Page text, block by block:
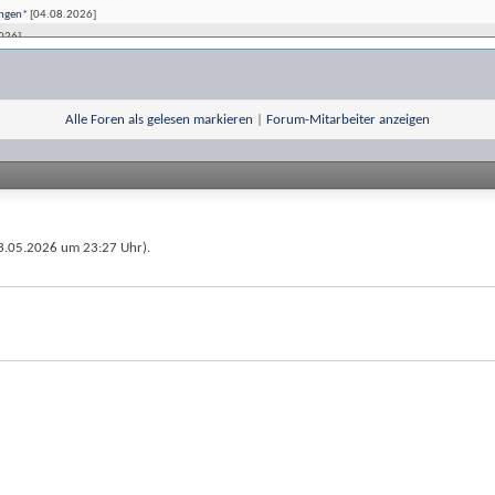
* [04.08.2026]
Alle Foren als gelesen markieren Forum-Mitarbeiter anzeigen
um 23:27 Uhr).